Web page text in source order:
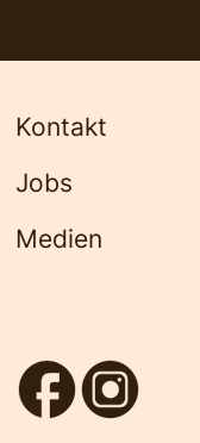
Kontakt
Jobs
Medien